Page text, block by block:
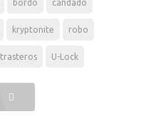
bordo candado
kryptonite robo
trasteros U-Lock